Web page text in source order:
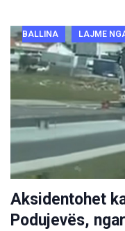
BALLINA LAJME
Aksidentohet
Podujevës,